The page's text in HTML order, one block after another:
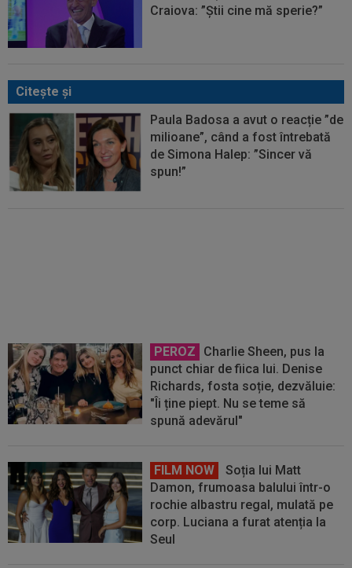
Craiova: ”Știi cine mă sperie?”
Citeşte şi
Paula Badosa a avut o reacție ”de
milioane”, când a fost întrebată
de Simona Halep: ”Sincer vă
spun!”
PEROZ
Charlie Sheen, pus la
punct chiar de fiica lui. Denise
Richards, fosta soție, dezvăluie:
"Îi ține piept. Nu se teme să
spună adevărul"
FILM NOW
Soția lui Matt
Damon, frumoasa balului într-o
rochie albastru regal, mulată pe
corp. Luciana a furat atenția la
Seul